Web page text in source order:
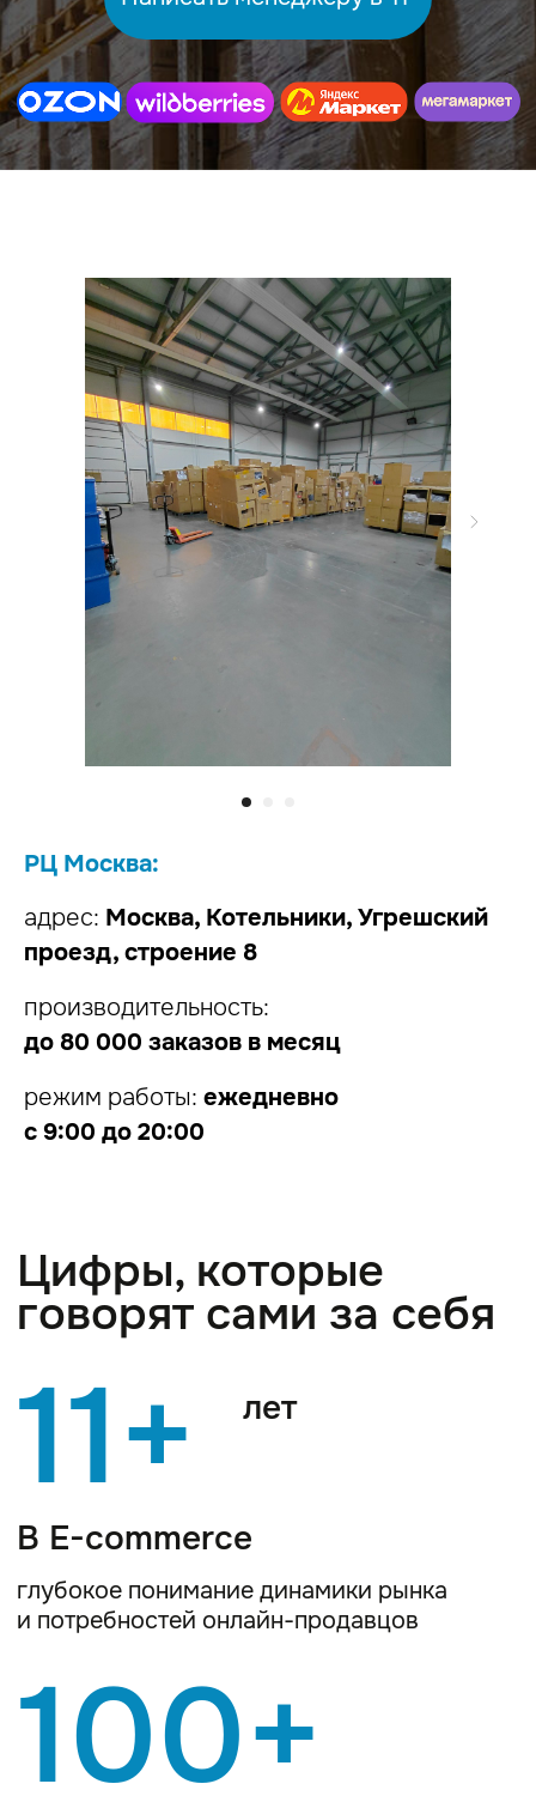
РЦ Москва:
адрес: Москва, Котельники, Угрешский
проезд, строение 8
производительность:
до 80 000 заказов в месяц
режим работы: ежедневно
с 9:00 до 20:00
Цифры, которые
глубокое понимание динамики рынка
и потребностей онлайн-продавцов
Партнеров
производители, дистрибуторы и селлеры,
для которых мы оказываем услуги
Отгруженных заказов
ежегодно
проверенные временем процессы
11+
100+
1.5